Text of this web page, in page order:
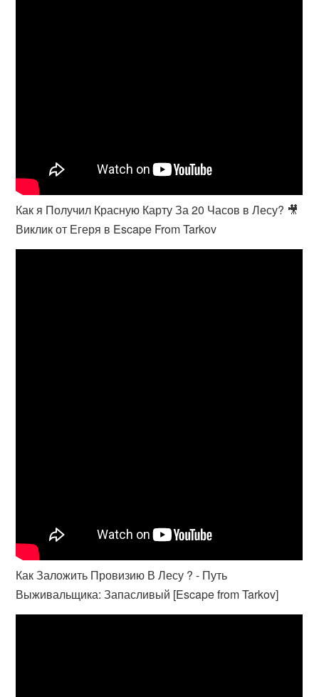
Как я Получил Красную Карту За 20 Часов в Лесу? 🎥
Виклик от Егеря в Escape From Tarkov
Как Заложить Провизию В Лесу ? - Путь
Выживальщика: Запасливый [Escape from Tarkov]